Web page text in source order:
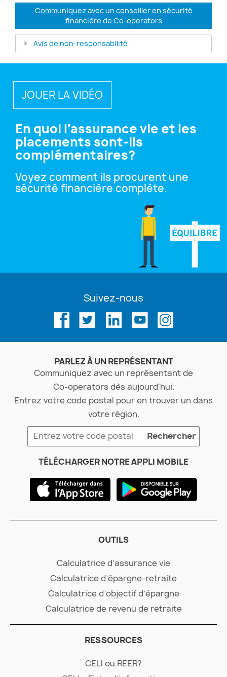
Communiquez avec un conseiller en sécurité
financière de Co-operators
Avis de non-responsabilité
JOUER LA VIDÉO
En quoi l'assurance vie et les
placements sont-ils
complémentaires?
Voyez comment ils procurent une
sécurité financière complète.
Suivez-nous
PARLEZ À UN REPRÉSENTANT
Communiquez avec un représentant de
Co-operatorsdès aujourd'hui.
Entrez votre code postal pour en trouver un dans
votre région.
Rechercher
TÉLÉCHARGER NOTRE APPLI MOBILE
OUTILS
Calculatrice d’assurance vie
Calculatrice d’épargne-retraite
Calculatrice d’objectif d’épargne
Calculatrice de revenu de retraite
RESSOURCES
CELI ou REER?